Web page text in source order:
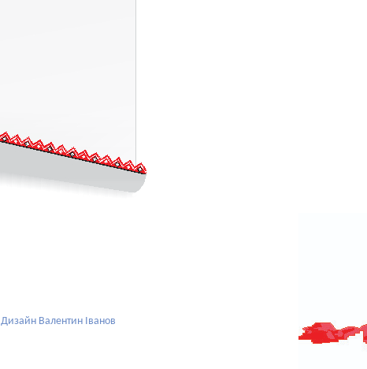
Дизайн Валентин Iванов